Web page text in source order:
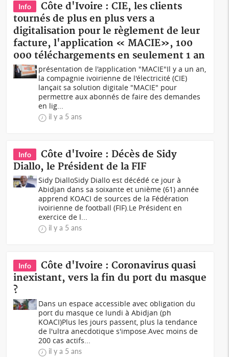
Info
Côte d'Ivoire : CIE, les clients
tournés de plus en plus vers a
digitalisation pour le règlement de leur
facture, l'application « MACIE», 100
000 téléchargements en seulement 1 an
présentation de l'application "MACIE"Il y a un an,
la compagnie ivoirienne de l'électricité (CIE)
lançait sa solution digitale "MACIE" pour
permettre aux abonnés de faire des demandes
en lig...
il y a 5 ans
Info
Côte d'Ivoire : Décès de Sidy
Diallo, le Président de la FIF
Sidy DialloSidy Diallo est décédé ce jour à
Abidjan dans sa soixante et unième (61) année
apprend KOACI de sources de la Fédération
ivoirienne de football (FIF).Le Président en
exercice de l...
il y a 5 ans
Info
Côte d'Ivoire : Coronavirus quasi
inexistant, vers la fin du port du masque
?
Dans un espace accessible avec obligation du
port du masque ce lundi à Abidjan (ph
KOACI)Plus les jours passent, plus la tendance
de l'ultra anecdotique s'impose.Avec moins de
200 cas actifs...
il y a 5 ans